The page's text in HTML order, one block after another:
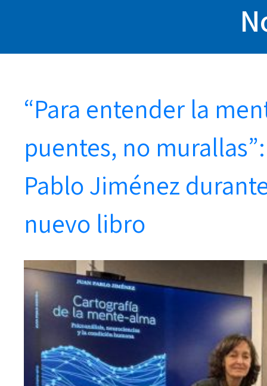
“Para entender la
puentes, no
Pablo Jiménez
nuevo libro